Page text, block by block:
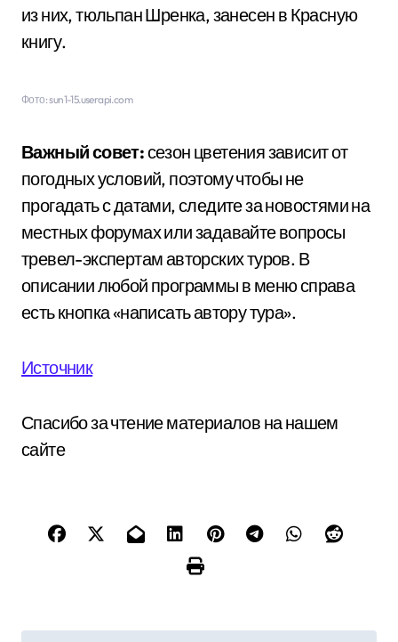
из них, тюльпан Шренка, занесен в Красную
книгу.
Фото: sun1-15.userapi.com
Важный совет:сезон цветения зависит от
погодных условий, поэтому чтобы не
прогадать с датами, следите за новостями на
местных форумах или задавайте вопросы
тревел-экспертам авторских туров. В
описании любой программы в меню справа
есть кнопка «написать автору тура».
Источник
Спасибо за чтение материалов на нашем
сайте